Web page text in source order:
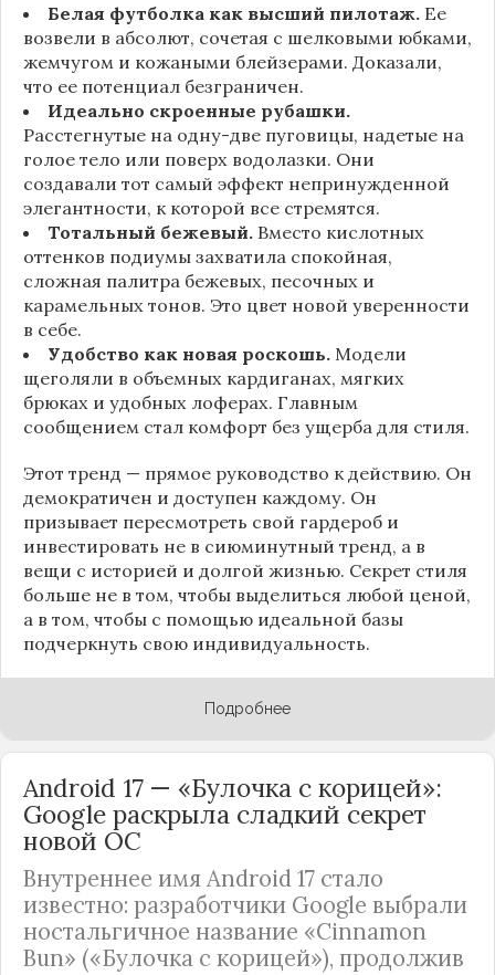
Белая футболка как высший пилотаж. Ее
возвели в абсолют, сочетая с шелковыми юбками,
жемчугом и кожаными блейзерами. Доказали,
что ее потенциал безграничен.
Идеально скроенные рубашки.
Расстегнутые на одну-две пуговицы, надетые на
голое тело или поверх водолазки. Они
создавали тот самый эффект непринужденной
элегантности, к которой все стремятся.
Тотальный бежевый. Вместо кислотных
оттенков подиумы захватила спокойная,
сложная палитра бежевых, песочных и
карамельных тонов. Это цвет новой уверенности
в себе.
Удобство как новая роскошь. Модели
щеголяли в объемных кардиганах, мягких
брюках и удобных лоферах. Главным
сообщением стал комфорт без ущерба для стиля.
Этот тренд — прямое руководство к действию. Он
демократичен и доступен каждому. Он
призывает пересмотреть свой гардероб и
инвестировать не в сиюминутный тренд, а в
вещи с историей и долгой жизнью. Секрет стиля
больше не в том, чтобы выделиться любой ценой,
а в том, чтобы с помощью идеальной базы
подчеркнуть свою индивидуальность.
Подробнее
Android 17 — «Булочка с корицей»:
Google раскрыла сладкий секрет
новой ОС
Внутреннее имя Android 17 стало
известно: разработчики Google выбрали
ностальгичное название «Cinnamon
Bun» («Булочка с корицей»), продолжив